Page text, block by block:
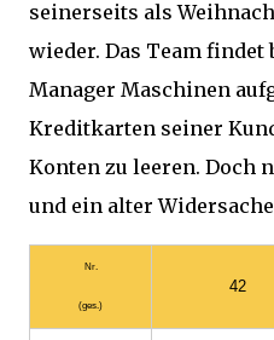
seinerseits als
wieder. Das Team findet
Manager Maschinen
Kreditkarten seiner
Konten zu leeren. Doch
und ein alter
Nr.
(ges.)
42